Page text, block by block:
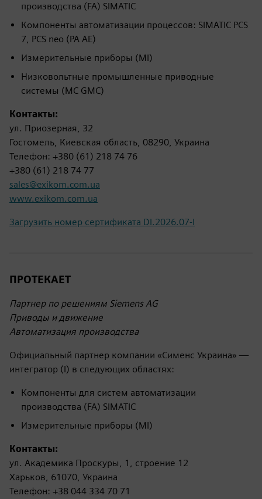
производства (FA) SIMATIC
Компоненты автоматизации процессов: SIMATIC PCS
7, PCS neo (PA AE)
Измерительные приборы (MI)
Низковольтные промышленные приводные
системы (MC GMC)
Контакты:
ул. Приозерная, 32
Гостомель, Киевская область, 08290, Украина
Телефон: +380 (61) 218 74 76
+380 (61) 218 74 77
sales@exikom.com.ua
www.exikom.com.ua
Загрузить номер сертификата DI.2026.07-I
ПРОТЕКАЕТ
Партнер по решениям Siemens AG
Приводы и движение
Автоматизация производства
Официальный партнер компании «Сименс Украина» —
интегратор (I) в следующих областях:
Компоненты для систем автоматизации
производства (FA) SIMATIC
Измерительные приборы (MI)
Контакты:
ул. Академика Проскуры, 1, строение 12
Харьков, 61070, Украина
Телефон: +38 044 334 70 71